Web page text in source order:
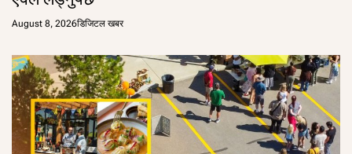
August 8, 2026डिजिटल खबर